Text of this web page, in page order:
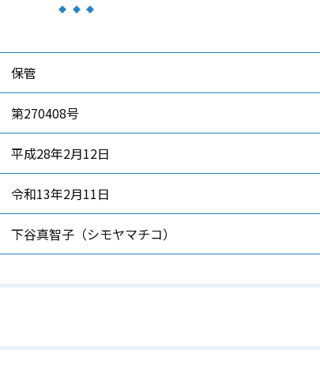
保管
第270408号
平成28年2月12日
令和13年2月11日
下谷真智子 （シモヤマチコ）